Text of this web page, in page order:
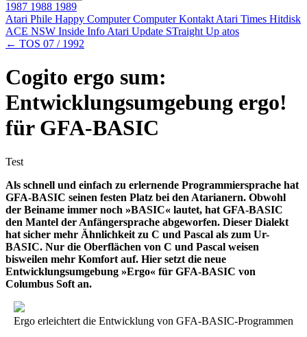
1987 1988 1989
Atari Phile Happy ComputerComputer Kontakt Atari Times Hitdisk
ACE NSW Inside Info Atari Update STraight Up atos
← TOS 07 / 1992
Cogito ergo sum:
Entwicklungsumgebung ergo!
für GFA-BASIC
Test
Als schnell und einfach zu erlernende Programmiersprache hat
GFA-BASIC seinen festen Platz bei den Atarianern. Obwohl
der Beiname immer noch »BASIC« lautet, hat GFA-BASIC
den Mantel der Anfängersprache abgeworfen. Dieser Dialekt
hat sicher mehr Ähnlichkeit zu C und Pascal als zum Ur-
BASIC. Nur die Oberflächen von C und Pascal weisen
bisweilen mehr Komfort auf. Hier setzt die neue
Entwicklungsumgebung »Ergo« für GFA-BASIC von
Columbus Soft an.
Ergo erleichtert die Entwicklung von GFA-BASIC-Programmen